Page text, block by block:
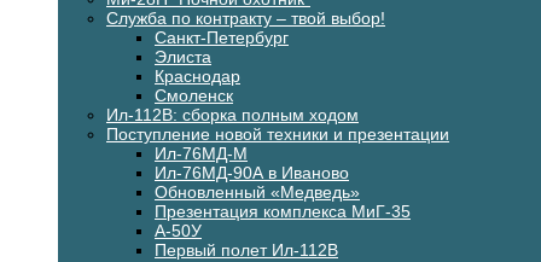
Служба по контракту – твой выбор!
Санкт-Петербург
Элиста
Краснодар
Смоленск
Ил-112В: сборка полным ходом
Поступление новой техники и презентации
Ил-76МД-М
Ил-76МД-90А в Иваново
Обновленный «Медведь»
Презентация комплекса МиГ-35
А-50У
Первый полет Ил-112В